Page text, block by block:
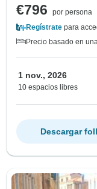
€796
por persona
Regístrate para
Precio basado en
1 nov., 2026
10 espacios libres
Descargar